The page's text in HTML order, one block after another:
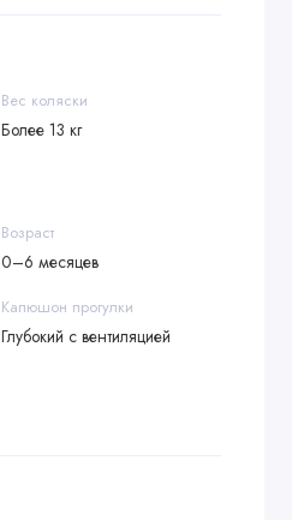
Вес коляски
Более 13 кг
Возраст
0–6 месяцев
Капюшон прогулки
Глубокий с вентиляцией